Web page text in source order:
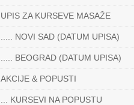
UPIS ZA KURSEVE MASAŽE
..... NOVI SAD (DATUM UPISA)
..... BEOGRAD (DATUM UPISA)
AKCIJE & POPUSTI
... KURSEVI NA POPUSTU